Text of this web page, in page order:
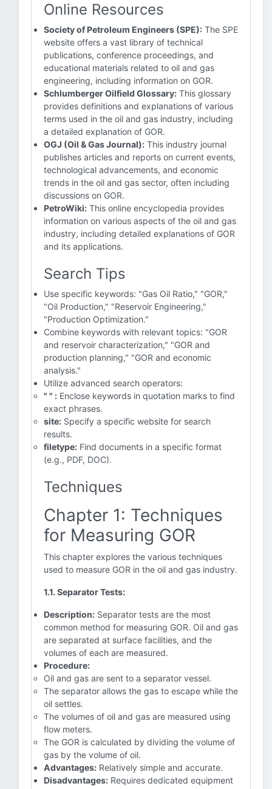
Online Resources
Society of Petroleum Engineers (SPE): The SPE
website offers a vast library of technical
publications, conference proceedings, and
educational materials related to oil and gas
engineering, including information on GOR.
Schlumberger Oilfield Glossary: This glossary
provides definitions and explanations of various
terms used in the oil and gas industry, including
a detailed explanation of GOR.
OGJ (Oil & Gas Journal): This industry journal
publishes articles and reports on current events,
technological advancements, and economic
trends in the oil and gas sector, often including
discussions on GOR.
PetroWiki: This online encyclopedia provides
information on various aspects of the oil and gas
industry, including detailed explanations of GOR
and its applications.
Search Tips
Use specific keywords: "Gas Oil Ratio," "GOR,"
"Oil Production," "Reservoir Engineering,"
"Production Optimization."
Combine keywords with relevant topics: "GOR
and reservoir characterization," "GOR and
production planning," "GOR and economic
analysis."
Utilize advanced search operators:
" " : Enclose keywords in quotation marks to find
exact phrases.
site: Specify a specific website for search
results.
filetype: Find documents in a specific format
(e.g., PDF, DOC).
Techniques
Chapter 1: Techniques
for Measuring GOR
This chapter explores the various techniques
used to measure GOR in the oil and gas industry.
1.1. Separator Tests:
Description: Separator tests are the most
common method for measuring GOR. Oil and gas
are separated at surface facilities, and the
volumes of each are measured.
Procedure:
Oil and gas are sent to a separator vessel.
The separator allows the gas to escape while the
oil settles.
The volumes of oil and gas are measured using
flow meters.
The GOR is calculated by dividing the volume of
gas by the volume of oil.
Advantages: Relatively simple and accurate.
Disadvantages: Requires dedicated equipment